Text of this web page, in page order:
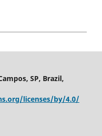
SP, Brazil,
licenses/by/4.0/